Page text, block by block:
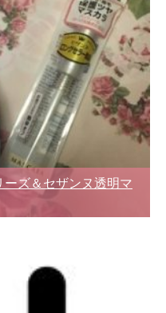
ズ＆セザンヌ透明マ